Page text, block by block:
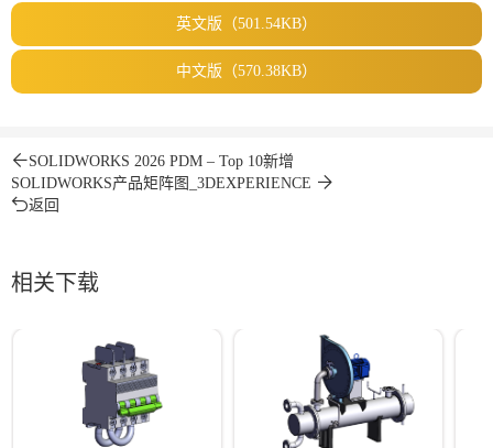
英文版（501.54KB）
中文版（570.38KB）
SOLIDWORKS 2026 PDM – Top 10新增
SOLIDWORKS产品矩阵图_3DEXPERIENCE
返回
相关下载